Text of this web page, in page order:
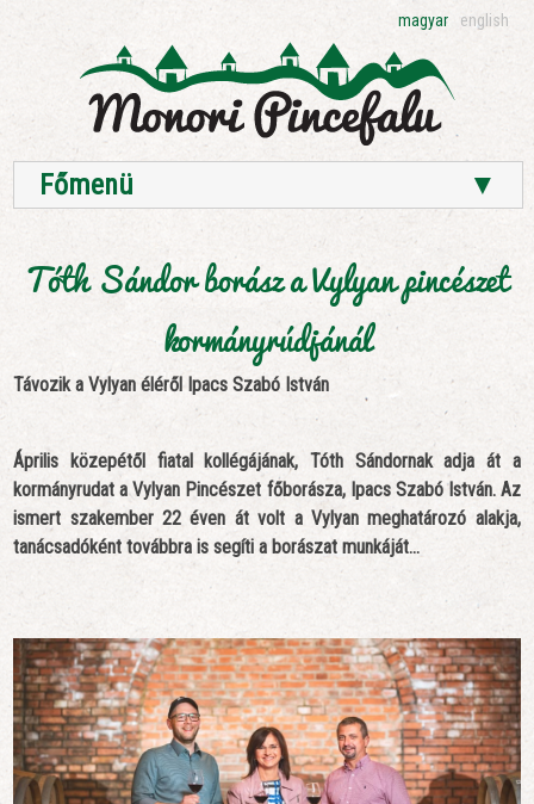
magyar english
Főmenü ▼
Tóth Sándor borász a Vylyan pincészet
kormányrúdjánál
Távozik a Vylyan éléről Ipacs Szabó István
Április közepétől fiatal kollégájának, Tóth Sándornak adja át a
kormányrudat a Vylyan Pincészet főborásza, Ipacs Szabó István. Az
ismert szakember 22 éven át volt a Vylyan meghatározó alakja,
tanácsadóként továbbra is segíti a borászat munkáját…